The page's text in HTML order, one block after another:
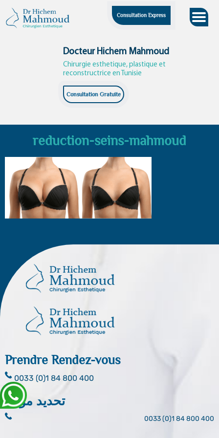
content
Consultation Express
Docteur Hichem Mahmoud
Chirurgie esthetique, plastique et
reconstructrice en Tunisie
Consultation Gratuite
reduction-seins-mahmoud
Prendre Rendez-vous
0033 (0)1 84 800 400
تحديد موعد
0033 (0)1 84 800 400